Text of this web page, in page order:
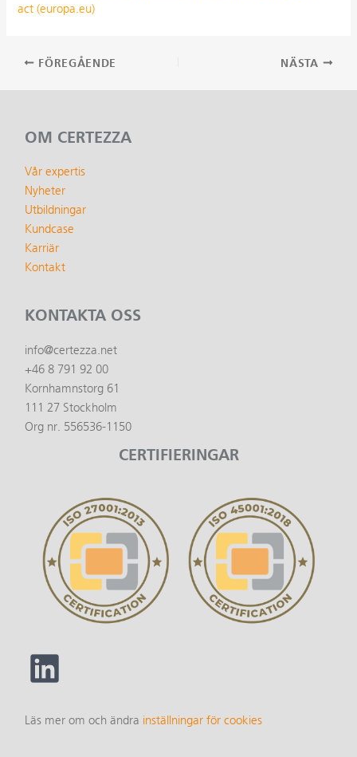
act (europa.eu)
Inläggsnavigering
FÖREGÅENDE NÄSTA
OM CERTEZZA
Vår expertis
Nyheter
Utbildningar
Kundcase
Karriär
Kontakt
KONTAKTA OSS
info@certezza.net
+46 8 791 92 00
Kornhamnstorg 61
111 27 Stockholm
Org nr. 556536-1150
CERTIFIERINGAR
Läs mer om och ändra inställningar för cookies